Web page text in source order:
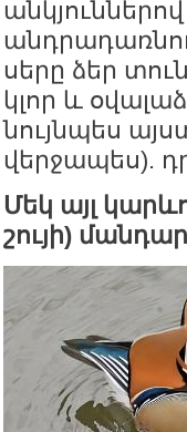
սերը ձեր
կլոր և
նույնպես
վերջապես).
Մեկ այլ
շույի)